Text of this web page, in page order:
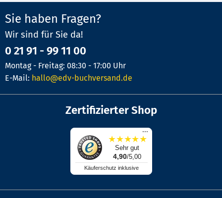
Sie haben Fragen?
Wir sind für Sie da!
0 21 91 - 99 11 00
Montag - Freitag: 08:30 - 17:00 Uhr
E-Mail: hallo@edv-buchversand.de
Zertifizierter Shop
...
★★★★★
Sehr gut
4,90/5,00
Käuferschutz inklusive